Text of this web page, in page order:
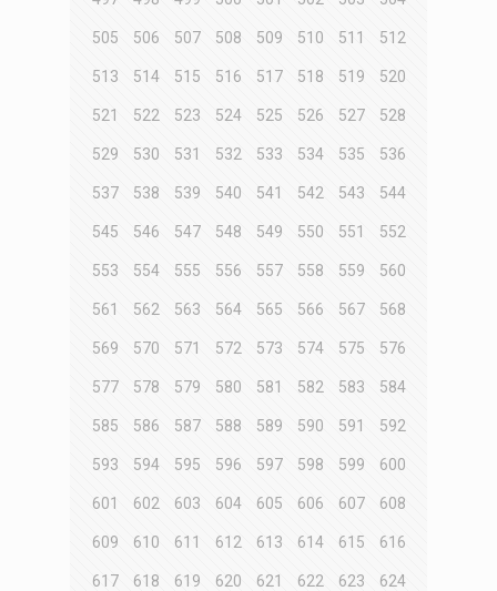
505 506 507 508 509 510 511 512
513 514 515 516 517 518 519 520
521 522 523 524 525 526 527 528
529 530 531 532 533 534 535 536
537 538 539 540 541 542 543 544
545 546 547 548 549 550 551 552
553 554 555 556 557 558 559 560
561 562 563 564 565 566 567 568
569 570 571 572 573 574 575 576
577 578 579 580 581 582 583 584
585 586 587 588 589 590 591 592
593 594 595 596 597 598 599 600
601 602 603 604 605 606 607 608
609 610 611 612 613 614 615 616
617 618 619 620 621 622 623 624